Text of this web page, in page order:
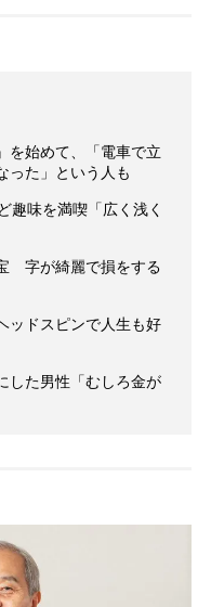
を始めて、「電車で立
った」という人も
趣味を満喫「広く浅く
字が綺麗で損をする
ドスピンで人生も好
した男性「むしろ金が